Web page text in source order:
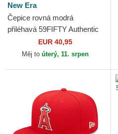
New Era
Čepice rovná modrá
přiléhavá 59FIFTY Authentic
On Field Game Los Angeles
Dodgers MLB New Era
EUR 40,95
Měj to úterý, 11. srpen